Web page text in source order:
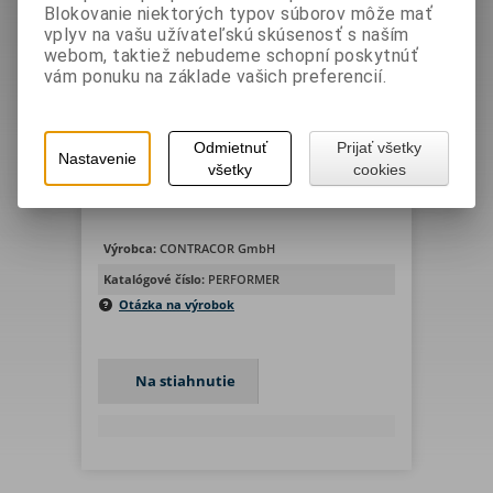
katalóg pieskovacie trysky
Vaša cena bez DPH:
Vaša cena s DPH:
Výrobca: CONTRACOR GmbH
Katalógové číslo: PERFORMER
Otázka na výrobok
Na stiahnutie
Blokovanie niektorých typov súborov môže mať
vplyv na vašu užívateľskú skúsenosť s naším
webom, taktiež nebudeme schopní poskytnúť
vám ponuku na základe vašich preferencií.
Nastavenie
Odmietnuť
všetky
Prijať všetky
cookies